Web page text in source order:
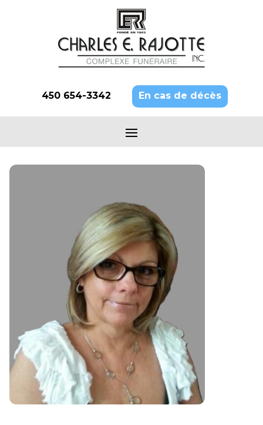
450 654-3342 En cas de décès